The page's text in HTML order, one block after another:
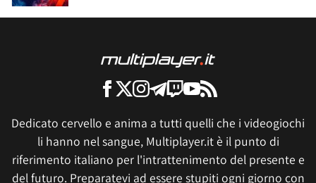
Dedicato cervello e anima a tutti quelli che i videogiochi
li hanno nel sangue, Multiplayer.it è il punto di
riferimento italiano per l'intrattenimento del presente e
del futuro. Preparatevi ad essere stupiti ogni giorno con